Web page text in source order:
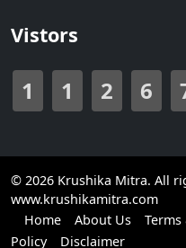
Vistors
1 1 2 6
© 2026 Krushika Mitra. All
www.krushikamitra.com
Home
About Us
Policy
Disclaimer